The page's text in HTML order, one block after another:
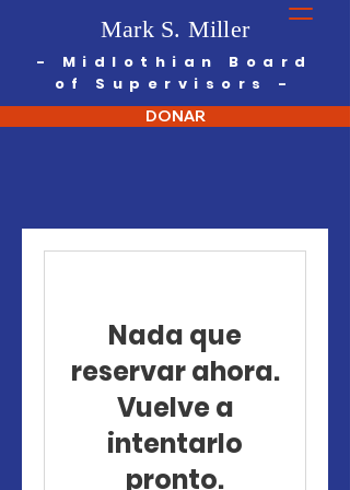
DONAR
Mark S. Miller
- Midlothian Board
of Supervisors -
Nada que
reservar ahora.
Vuelve a
intentarlo
pronto.